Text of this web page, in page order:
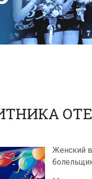
Женский